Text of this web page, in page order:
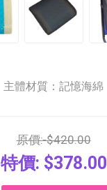
主體材質：記憶海綿
原價: $420.00
特價: $378.00